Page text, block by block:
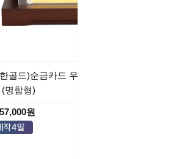
골드)순금카드 우드아크릴상패 33.75g(9
(명함형)
원